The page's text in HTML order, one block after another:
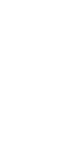
effundatur
Domini;
quis
" Peccavi.
enim ultra
anima
stulte